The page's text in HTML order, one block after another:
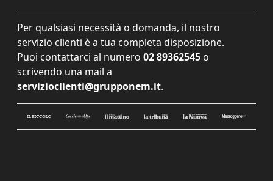
Per qualsiasi necessità o domanda, il nostro
servizio clienti è a tua completa disposizione.
Puoi contattarci al numero 02 89362545 o
scrivendo una mail a
servizioclienti@grupponem.it.